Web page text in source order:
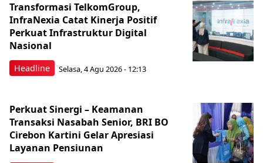
Headline
Transformasi TelkomGroup,
InfraNexia Catat Kinerja Positif
Perkuat Infrastruktur Digital
Nasional
Selasa, 4 Agu 2026 - 12:13
Perkuat Sinergi – Keamanan
Transaksi Nasabah Senior, BRI BO
Cirebon Kartini Gelar Apresiasi
Layanan Pensiunan